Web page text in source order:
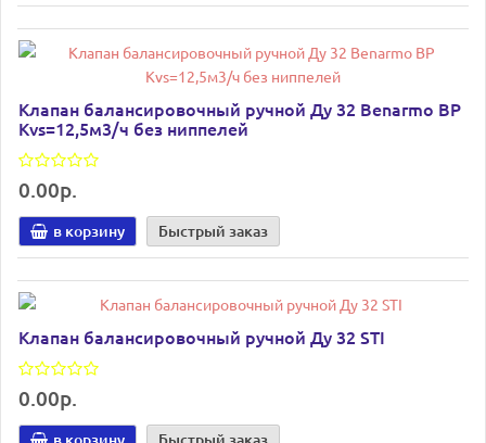
Клапан балансировочный ручной Ду 32 Benarmo ВР
Kvs=12,5м3/ч без ниппелей
0.00р.
в корзину Быстрый заказ
Клапан балансировочный ручной Ду 32 STI
0.00р.